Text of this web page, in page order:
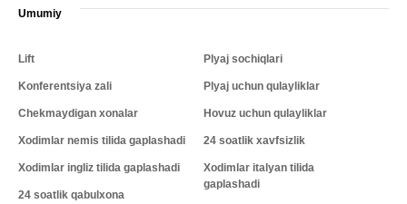
Umumiy
Lift
Konferentsiya zali
Chekmaydigan xonalar
Xodimlar nemis tilida gaplashadi
Xodimlar ingliz tilida gaplashadi
24 soatlik qabulxona
Plyaj sochiqlari
Plyaj uchun qulayliklar
Hovuz uchun qulayliklar
24 soatlik xavfsizlik
Xodimlar italyan tilida
gaplashadi